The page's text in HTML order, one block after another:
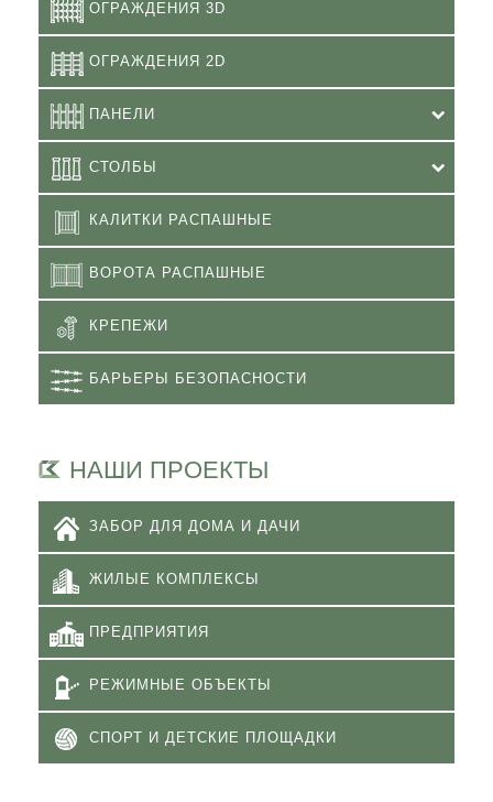
ОГРАЖДЕНИЯ 3D
ОГРАЖДЕНИЯ 2D
ПАНЕЛИ
СТОЛБЫ
КАЛИТКИ РАСПАШНЫЕ
ВОРОТА РАСПАШНЫЕ
КРЕПЕЖИ
БАРЬЕРЫ БЕЗОПАСНОСТИ
НАШИ ПРОЕКТЫ
ЗАБОР ДЛЯ ДОМА И ДАЧИ
ЖИЛЫЕ КОМПЛЕКСЫ
ПРЕДПРИЯТИЯ
РЕЖИМНЫЕ ОБЪЕКТЫ
СПОРТ И ДЕТСКИЕ ПЛОЩАДКИ